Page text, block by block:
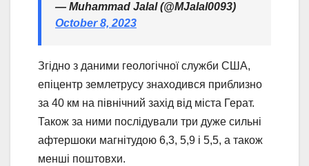
— Muhammad Jalal (@MJalal0093)
October 8, 2023
Згідно з даними геологічної служби США,
епіцентр землетрусу знаходився приблизно
за 40 км на північний захід від міста Герат.
Також за ними послідували три дуже сильні
афтершоки магнітудою 6,3, 5,9 і 5,5, а також
менші поштовхи.